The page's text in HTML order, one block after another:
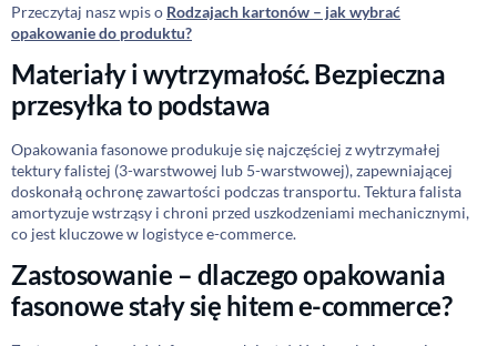
Przeczytaj nasz wpis o Rodzajach kartonów – jak wybrać
opakowanie do produktu?
Materiały i wytrzymałość. Bezpieczna
przesyłka to podstawa
Opakowania fasonowe produkuje się najczęściej z wytrzymałej
tektury falistej (3-warstwowej lub 5-warstwowej), zapewniającej
doskonałą ochronę zawartości podczas transportu. Tektura falista
amortyzuje wstrząsy i chroni przed uszkodzeniami mechanicznymi,
co jest kluczowe w logistyce e-commerce.
Zastosowanie – dlaczego opakowania
fasonowe stały się hitem e-commerce?